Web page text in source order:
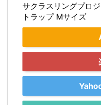
サクラスリングプロ
トラップ Mサイズ